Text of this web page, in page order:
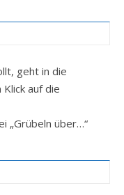
geht in die
auf die
„Grübeln über…“